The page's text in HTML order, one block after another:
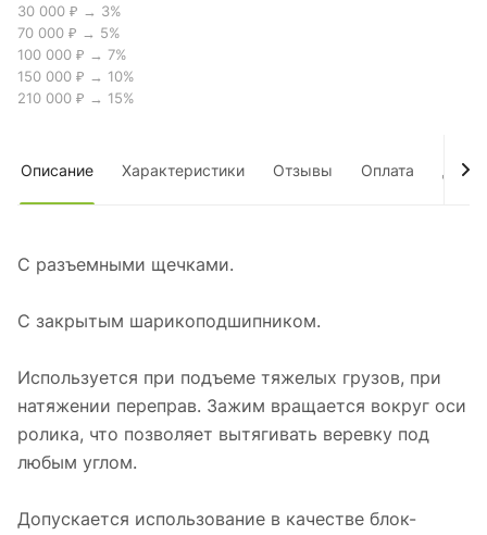
30 000 ₽ → 3%
70 000 ₽ → 5%
100 000 ₽ → 7%
150 000 ₽ → 10%
210 000 ₽ → 15%
Описание Характеристики Отзывы Оплата
С разъемными щечками.
С закрытым шарикоподшипником.
Используется при подъеме тяжелых грузов, при
натяжении переправ. Зажим вращается вокруг оси
ролика, что позволяет вытягивать веревку под
любым углом.
Допускается использование в качестве блок-